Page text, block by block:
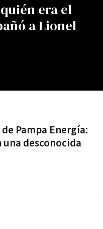
era el
a Lionel
Pampa Energía:
una desconocida